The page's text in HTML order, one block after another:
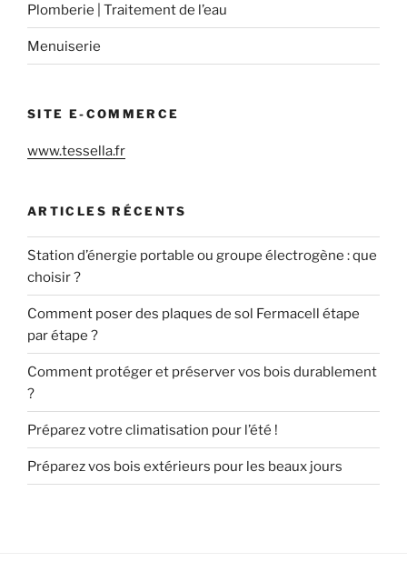
Plomberie | Traitement de l’eau
Menuiserie
SITE E-COMMERCE
www.tessella.fr
ARTICLES RÉCENTS
Station d’énergie portable ou groupe électrogène : que
choisir ?
Comment poser des plaques de sol Fermacell étape
par étape ?
Comment protéger et préserver vos bois durablement
?
Préparez votre climatisation pour l’été !
Préparez vos bois extérieurs pour les beaux jours